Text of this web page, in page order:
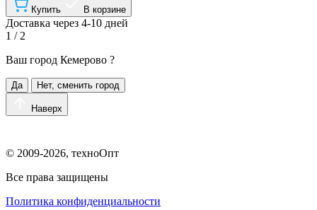
Купить В корзине
Доставка через 4-10 дней
1 / 2
Ваш город Кемерово ?
Да Нет, сменить город
Наверх
© 2009-2026, техноОпт
Все права защищены
Политика конфиденциальности